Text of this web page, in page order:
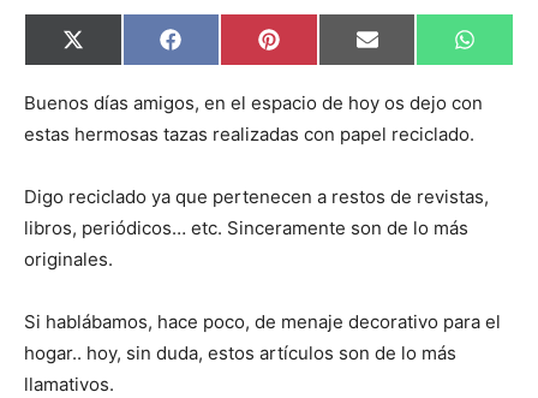
C
o
p
r
r
e
n
X
(
w
t
r
)
C
o
p
r
r
e
n
F
a
e
o
C
o
p
r
r
e
n
P
i
t
r
t
C
o
p
a
r
r
e
n
E
m
i
C
o
p
r
r
e
W
h
t
Buenos días amigos, en el espacio de hoy os dejo con
estas hermosas tazas realizadas con papel reciclado.
Digo reciclado ya que pertenecen a restos de revistas,
libros, periódicos… etc. Sinceramente son de lo más
originales.
Si hablábamos, hace poco, de menaje decorativo para el
hogar.. hoy, sin duda, estos artículos son de lo más
llamativos.